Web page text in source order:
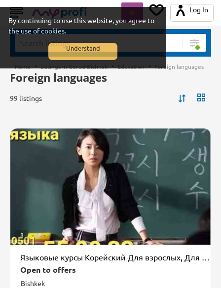
By continuing to use this website, you agree to
the use of cookies.
Understand
Log In
Foreign languages
Foreign languages
99 listings
8
Языковые курсы Корейский Для взрослых, Для детей
Bishkek
Open to offers